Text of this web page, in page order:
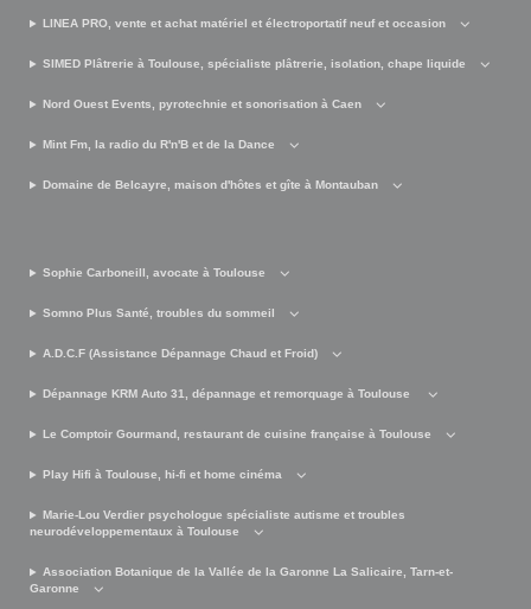
LINEA PRO, vente et achat matériel et électroportatif neuf et occasion
SIMED Plâtrerie à Toulouse, spécialiste plâtrerie, isolation, chape liquide
Nord Ouest Events, pyrotechnie et sonorisation à Caen
Mint Fm, la radio du R'n'B et de la Dance
Domaine de Belcayre, maison d'hôtes et gîte à Montauban
Sophie Carboneill, avocate à Toulouse
Somno Plus Santé, troubles du sommeil
A.D.C.F (Assistance Dépannage Chaud et Froid)
Dépannage KRM Auto 31, dépannage et remorquage à Toulouse
Le Comptoir Gourmand, restaurant de cuisine française à Toulouse
Play Hifi à Toulouse, hi-fi et home cinéma
Marie-Lou Verdier psychologue spécialiste autisme et troubles
neurodéveloppementaux à Toulouse
Association Botanique de la Vallée de la Garonne La Salicaire, Tarn-et-
Garonne